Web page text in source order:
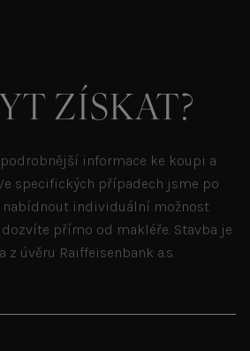
ZÍSKAT?
informace ke koupi a
specifických případech jsme po
nabídnout individuální možnost
dozvíte přímo od makléře. Stavba je
z úvěru Raiffeisenbank a.s.